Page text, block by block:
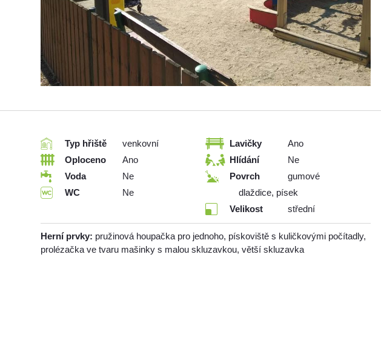
Typ hřiště
venkovní
Oploceno
Ano
Voda
Ne
WC
Ne
Lavičky
Ano
Hlídání
Ne
Povrch
gumové
dlaždice, písek
Velikost
střední
Herní prvky: pružinová houpačka pro jednoho, pískoviště s kuličkovými počítadly,
prolézačka ve tvaru mašinky s malou skluzavkou, větší skluzavka